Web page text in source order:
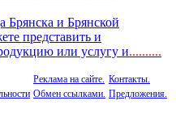
Брянска и Брянской
представить и
или услугу и..........
Реклама на сайте.
Обмен ссылками.
Контакты.
Предложения.